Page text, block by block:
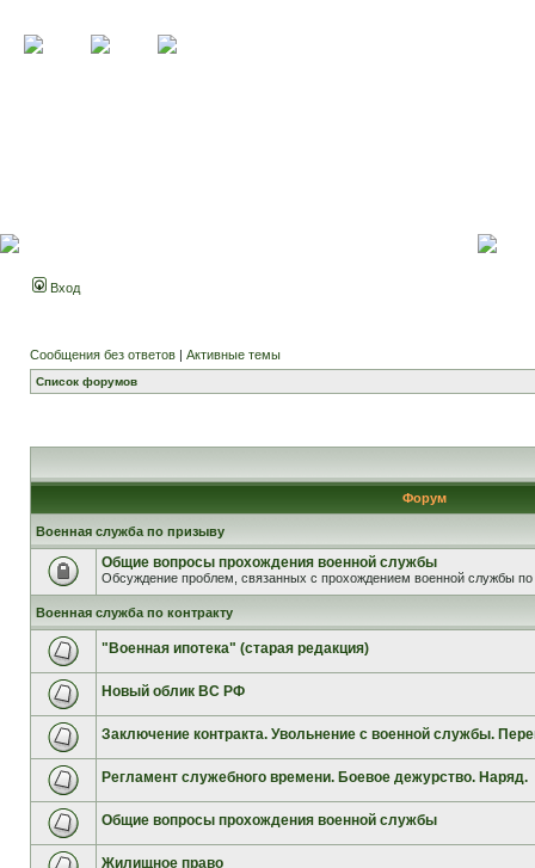
Вход
Сообщения без ответов | Активные темы
Список форумов
Форум
Военная служба по призыву
Общие вопросы прохождения военной службы
Обсуждение проблем, связанных с прохождением военной службы по
Военная служба по контракту
"Военная ипотека" (старая редакция)
Новый облик ВС РФ
Заключение контракта. Увольнение с военной службы.
Регламент служебного времени. Боевое дежурство. Наряд.
Общие вопросы прохождения военной службы
Жилищное право